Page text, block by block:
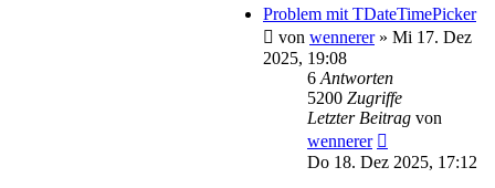
Problem mit TDateTimePicker
von wennerer» Mi 17. Dez
2025, 19:08
6 Antworten
5200 Zugriffe
Letzter Beitrag von
wennerer
Do 18. Dez 2025, 17:12